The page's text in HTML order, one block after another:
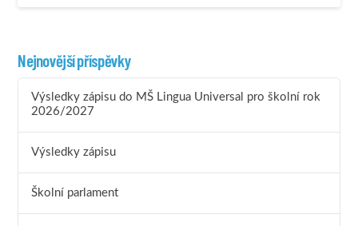
Nejnovější příspěvky
Výsledky zápisu do MŠ Lingua Universal pro školní rok
2026/2027
Výsledky zápisu
Školní parlament